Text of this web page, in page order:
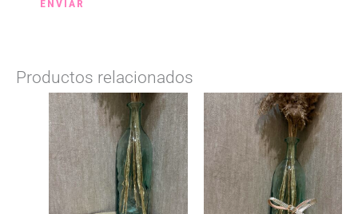
Productos relacionados